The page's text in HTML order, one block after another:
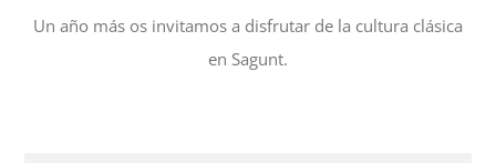
Un año más os invitamos a disfrutar de la cultura clásica
en Sagunt.